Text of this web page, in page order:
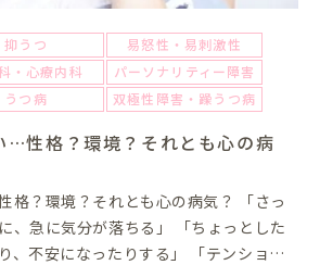
抑うつ
易怒性・易刺激性
・心療内科
パーソナリティー障害
うつ病
双極性障害・躁うつ病
…性格？環境？それとも心の病
環境？それとも心の病気？ 「さっ
分が落ちる」 「ちょっとした
になったりする」 「テンション